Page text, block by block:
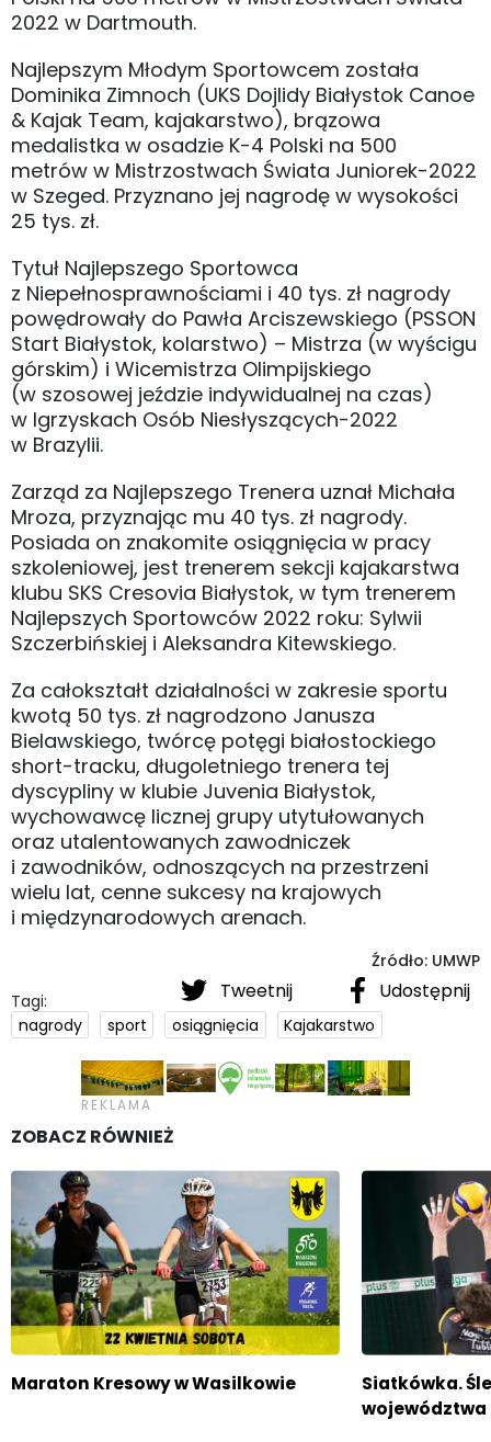
2022 w Dartmouth.
Najlepszym Młodym Sportowcem została
Dominika Zimnoch (UKS Dojlidy Białystok Canoe
& Kajak Team, kajakarstwo), brązowa
medalistka w osadzie K-4 Polski na 500
metrów w Mistrzostwach Świata Juniorek-2022
w Szeged. Przyznano jej nagrodę w wysokości
25 tys. zł.
Tytuł Najlepszego Sportowca
z Niepełnosprawnościami i 40 tys. zł nagrody
powędrowały do Pawła Arciszewskiego (PSSON
Start Białystok, kolarstwo) – Mistrza (w wyścigu
górskim) i Wicemistrza Olimpijskiego
(w szosowej jeździe indywidualnej na czas)
w Igrzyskach Osób Niesłyszących-2022
w Brazylii.
Zarząd za Najlepszego Trenera uznał Michała
Mroza, przyznając mu 40 tys. zł nagrody.
Posiada on znakomite osiągnięcia w pracy
szkoleniowej, jest trenerem sekcji kajakarstwa
klubu SKS Cresovia Białystok, w tym trenerem
Najlepszych Sportowców 2022 roku: Sylwii
Szczerbińskiej i Aleksandra Kitewskiego.
Za całokształt działalności w zakresie sportu
kwotą 50 tys. zł nagrodzono Janusza
Bielawskiego, twórcę potęgi białostockiego
short-tracku, długoletniego trenera tej
dyscypliny w klubie Juvenia Białystok,
wychowawcę licznej grupy utytułowanych
oraz utalentowanych zawodniczek
i zawodników, odnoszących na przestrzeni
wielu lat, cenne sukcesy na krajowych
i międzynarodowych arenach.
Źródło: UMWP
Tweetnij Udostępnij
Tagi:
nagrody
sport osiągnięcia Kajakarstwo
ZOBACZ RÓWNIEŻ
Maraton Kresowy w Wasilkowie
Siatkówka.
województwa